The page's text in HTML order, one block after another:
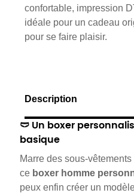
confortable, impression
idéale pour un cadeau
pour se faire plaisir.
Description
🩲 Un boxer
basique
Marre des sous-
ce boxer homme
peux enfin créer un